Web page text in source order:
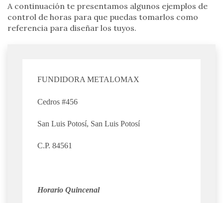
A continuación te presentamos algunos ejemplos de
control de horas para que puedas tomarlos como
referencia para diseñar los tuyos.
FUNDIDORA METALOMAX
Cedros #456
San Luis Potosí, San Luis Potosí
C.P. 84561
Horario Quincenal